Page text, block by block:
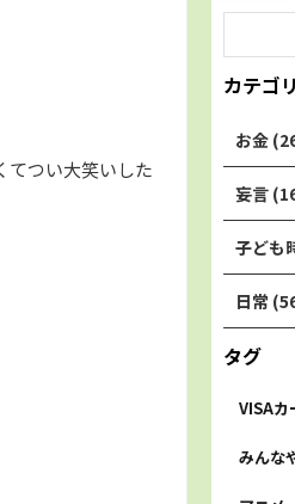
てつい大笑いした
カテゴ
お金
妄言
子ども
日常
タグ
VISAカ
みんな